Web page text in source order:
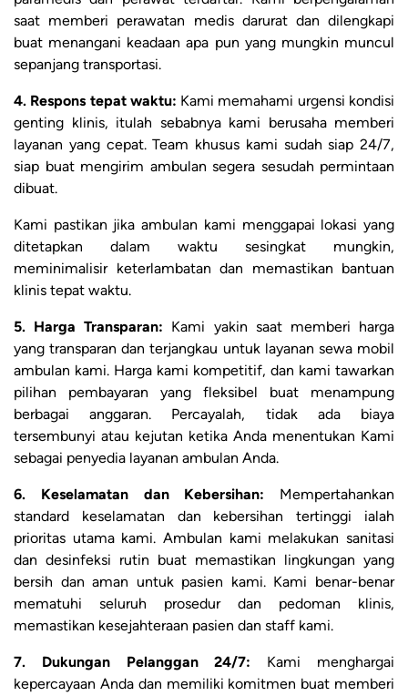
saat memberi perawatan medis darurat dan dilengkapi
buat menangani keadaan apa pun yang mungkin muncul
sepanjang transportasi.
4. Respons tepat waktu: Kami memahami urgensi kondisi
genting klinis, itulah sebabnya kami berusaha memberi
layanan yang cepat. Team khusus kami sudah siap 24/7,
siap buat mengirim ambulan segera sesudah permintaan
dibuat.
Kami pastikan jika ambulan kami menggapai lokasi yang
ditetapkan dalam waktu sesingkat mungkin,
meminimalisir keterlambatan dan memastikan bantuan
klinis tepat waktu.
5. Harga Transparan: Kami yakin saat memberi harga
yang transparan dan terjangkau untuk layanan sewa mobil
ambulan kami. Harga kami kompetitif, dan kami tawarkan
pilihan pembayaran yang fleksibel buat menampung
berbagai anggaran. Percayalah, tidak ada biaya
tersembunyi atau kejutan ketika Anda menentukan Kami
sebagai penyedia layanan ambulan Anda.
6. Keselamatan dan Kebersihan: Mempertahankan
standard keselamatan dan kebersihan tertinggi ialah
prioritas utama kami. Ambulan kami melakukan sanitasi
dan desinfeksi rutin buat memastikan lingkungan yang
bersih dan aman untuk pasien kami. Kami benar-benar
mematuhi seluruh prosedur dan pedoman klinis,
memastikan kesejahteraan pasien dan staff kami.
7. Dukungan Pelanggan 24/7: Kami menghargai
kepercayaan Anda dan memiliki komitmen buat memberi